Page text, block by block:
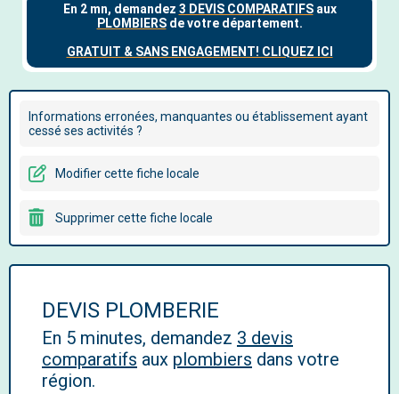
Informations erronées, manquantes ou établissement ayant
cessé ses activités ?
Modifier cette fiche locale
Supprimer cette fiche locale
DEVIS PLOMBERIE
En 5 minutes, demandez 3 devis
comparatifs aux plombiers dans votre
région.